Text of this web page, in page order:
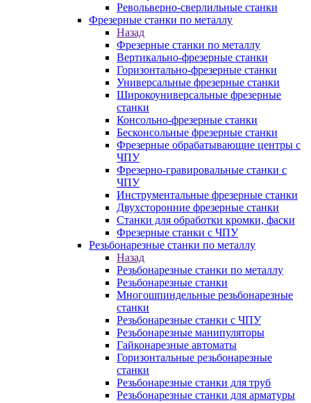
Револьверно-сверлильные станки
Фрезерные станки по металлу
Назад
Фрезерные станки по металлу
Вертикально-фрезерные станки
Горизонтально-фрезерные станки
Универсальные фрезерные станки
Широкоуниверсальные фрезерные
станки
Консольно-фрезерные станки
Бесконсольные фрезерные станки
Фрезерные обрабатывающие центры с
ЧПУ
Фрезерно-гравировальные станки с
ЧПУ
Инструментальные фрезерные станки
Двухсторонние фрезерные станки
Станки для обработки кромки, фаски
Фрезерные станки с ЧПУ
Резьбонарезные станки по металлу
Назад
Резьбонарезные станки по металлу
Резьбонарезные станки
Многошпиндельные резьбонарезные
станки
Резьбонарезные станки с ЧПУ
Резьбонарезные манипуляторы
Гайконарезные автоматы
Горизонтальные резьбонарезные
станки
Резьбонарезные станки для труб
Резьбонарезные станки для арматуры